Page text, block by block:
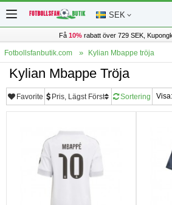
SEK
Få 10%rabatt över 729 SEK,
Fotbollsfanbutik.com Kylian Mbappe tröja
Kylian Mbappe Tröja
Favorite Pris, Lägst Först Sortering